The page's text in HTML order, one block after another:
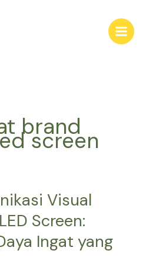
brand
screen
Visual
Screen:
Ingat yang